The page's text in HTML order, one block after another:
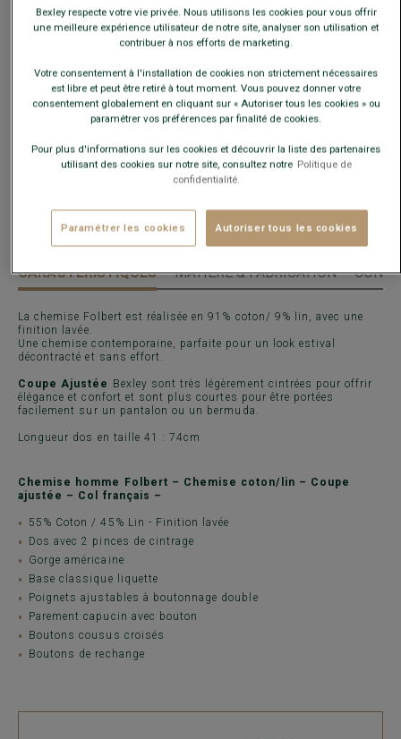
Guide des tailles
Quelle est ma taille ?
− + AJOUTER AU PANIER
Voir la disponibilité en magasin
Livré en 24h ouvrées avec Chronopost Express
30 jours pour changer d'avis !
CARACTÉRISTIQUES MATIÈRE & FABRICATION
La chemise Folbert est réalisée en 91% coton/ 9% lin, avec une
finition lavée.
Une chemise contemporaine, parfaite pour un look estival
décontracté et sans effort.
Coupe Ajustée Bexley sont très légèrement cintrées pour offrir
élégance et confort et sont plus courtes pour être portées
facilement sur un pantalon ou un bermuda.
Longueur dos en taille 41 : 74cm
Chemise homme Folbert – Chemise coton/lin – Coupe
ajustée – Col français –
55% Coton / 45% Lin - Finition lavée
Dos avec 2 pinces de cintrage
Gorge américaine
Base classique liquette
Poignets ajustables à boutonnage double
Parement capucin avec bouton
Boutons cousus croisés
Boutons de rechange
Bexley respecte votre vie privée. Nous utilisons les cookies pour vous offrir
une meilleure expérience utilisateur de notre site, analyser son utilisation et
contribuer à nos efforts de marketing.
Votre consentement à l'installation de cookies non strictement nécessaires
est libre et peut être retiré à tout moment. Vous pouvez donner votre
consentement globalement en cliquant sur « Autoriser tous les cookies » ou
paramétrer vos préférences par finalité de cookies.
Pour plus d'informations sur les cookies et découvrir la liste des partenaires
utilisant des cookies sur notre site, consultez notre Politique de
confidentialité.
Paramétrer les cookies Autoriser tous les cookies